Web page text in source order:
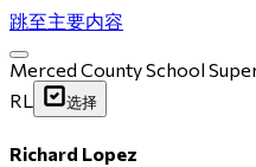
跳至主要内容
Merced County School
RL
选择
Richard Lopez